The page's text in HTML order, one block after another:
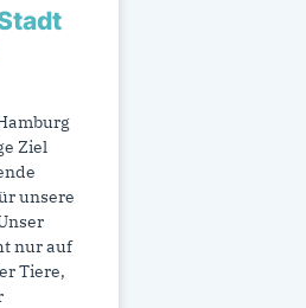
Ziel
unsere
nur auf
Tiere,